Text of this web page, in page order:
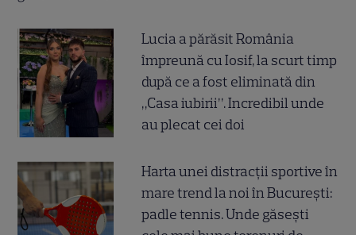
Lucia a părăsit România
împreună cu Iosif, la scurt timp
după ce a fost eliminată din
„Casa iubirii”. Incredibil unde
au plecat cei doi
Harta unei distracții sportive în
mare trend la noi în București:
padle tennis. Unde găsești